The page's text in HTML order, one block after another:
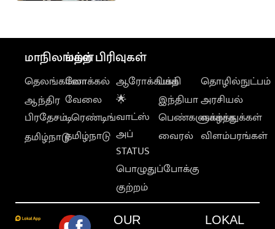
மாநிலங்கள்
தெலங்கானா
ஆந்திர
பிரதேசம்
தமிழ்நாடு
மற்ற பிரிவுகள்
லோக்கல்
வேலை
டிரெண்டிங்
தமிழ்நாடு
ஆரோக்கியம்
🌟
வாட்ஸ்
அப்
STATUS
பொழுதுப்போக்கு
குற்றம்
பக்தி
இந்தியா
பெண்களுக்காக
வைரல்
தொழில்நுட்பம்
அரசியல்
வாழ்த்துக்கள்
விளம்பரங்கள்
OUR LOKAL